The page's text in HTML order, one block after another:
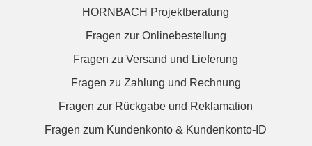
HORNBACH Projektberatung
Fragen zur Onlinebestellung
Fragen zu Versand und Lieferung
Fragen zu Zahlung und Rechnung
Fragen zur Rückgabe und Reklamation
Fragen zum Kundenkonto & Kundenkonto-ID